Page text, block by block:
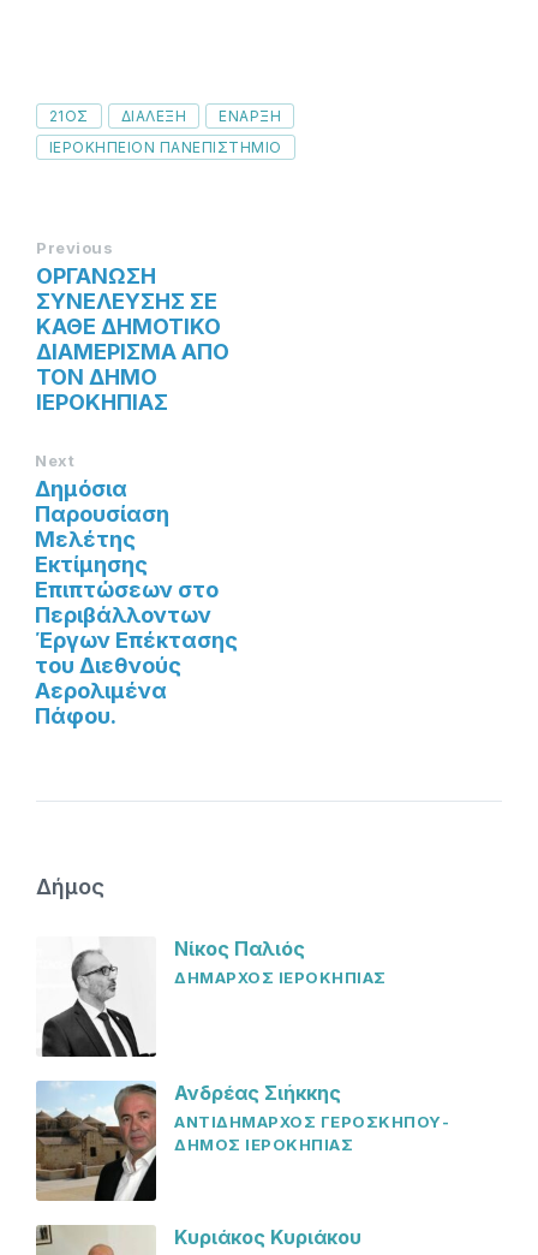
Tags
21ΟΣ ΔΙΆΛΕΞΗ
ΕΝΑΡΞΗ
ΙΕΡΟΚΗΠΕΙΟΝ ΠΑΝΕΠΙΣΤΗΜΙΟ
Previous
ΟΡΓΑΝΩΣΗ
ΣΥΝΕΛΕΥΣΗΣ ΣΕ
ΚΑΘΕ ΔΗΜΟΤΙΚΟ
ΔΙΑΜΕΡΙΣΜΑ ΑΠΟ
ΤΟΝ ΔΗΜΟ
ΙΕΡΟΚΗΠΙΑΣ
Next
Δημόσια
Παρουσίαση
Μελέτης
Εκτίμησης
Επιπτώσεων στο
Περιβάλλοντων
Έργων Επέκτασης
του Διεθνούς
Αερολιμένα
Πάφου.
Δήμος
Νίκος Παλιός
ΔΗΜΑΡΧΟΣ ΙΕΡΟΚΗΠΙΑΣ
Ανδρέας Σιήκκης
ΑΝΤΙΔΗΜΑΡΧΟΣ ΓΕΡΟΣΚΗΠΟΥ-
ΔΗΜΟΣ ΙΕΡΟΚΗΠΙΑΣ
Κυριάκος Κυριάκου